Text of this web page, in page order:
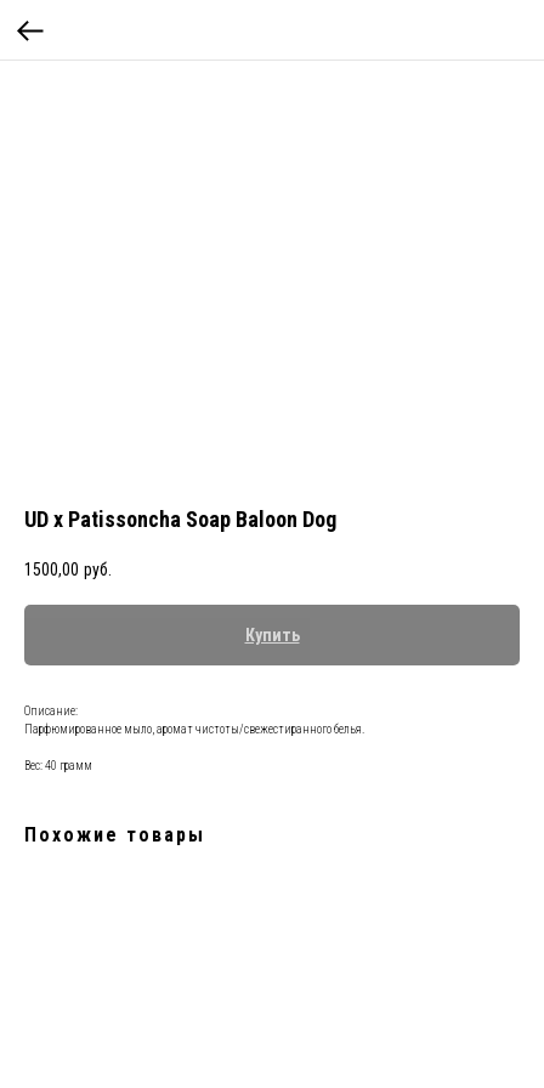
UD x Patissoncha Soap Baloon Dog
1500,00 руб.
Купить
Описание:
Парфюмированное мыло, аромат чистоты/свежестиранного белья.
Вес: 40 грамм
Похожие товары